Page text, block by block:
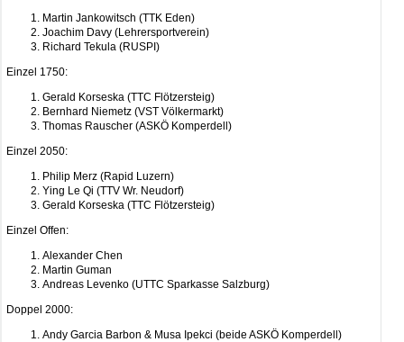
Martin Jankowitsch (TTK Eden)
Joachim Davy (Lehrersportverein)
Richard Tekula (RUSPI)
Einzel 1750:
Gerald Korseska (TTC Flötzersteig)
Bernhard Niemetz (VST Völkermarkt)
Thomas Rauscher (ASKÖ Komperdell)
Einzel 2050:
Philip Merz (Rapid Luzern)
Ying Le Qi (TTV Wr. Neudorf)
Gerald Korseska (TTC Flötzersteig)
Einzel Offen:
Alexander Chen
Martin Guman
Andreas Levenko (UTTC Sparkasse Salzburg)
Doppel 2000:
Andy Garcia Barbon & Musa Ipekci (beide ASKÖ Komperdell)